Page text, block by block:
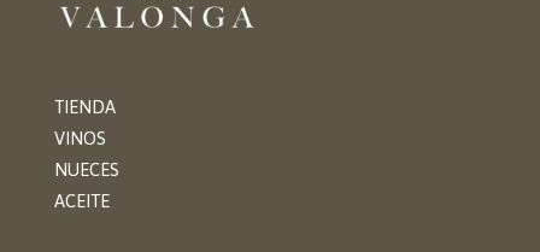
TIENDA
VINOS
NUECES
ACEITE